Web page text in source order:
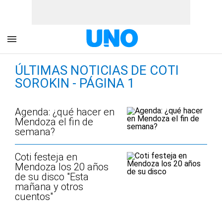
ÚLTIMAS NOTICIAS DE COTI
SOROKIN - PÁGINA 1
Agenda: ¿qué hacer en
Mendoza el fin de
semana?
Coti festeja en
Mendoza los 20 años
de su disco "Esta
mañana y otros
cuentos"